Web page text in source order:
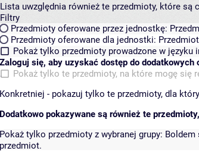
Lista uwzględnia również te przedmioty, które są
Filtry
Przedmioty oferowane przez jednostkę:
Przedmioty oferowane dla jednostki:
Pokaż tylko przedmioty prowadzone w języku
Zaloguj się, aby uzyskać dostęp do dodatkowych
Pokaż tylko te przedmioty, na które mogę się
Konkretniej - pokazuj tylko te przedmioty, dla
Dodatkowo pokazywane są również te
Pokaż tylko przedmioty z wybranej grupy: Boldem
przedmiot.